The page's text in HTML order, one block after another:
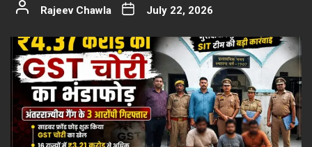
Rajeev Chawla July 22, 2026